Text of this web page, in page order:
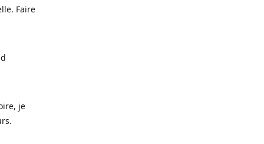
Faire
je